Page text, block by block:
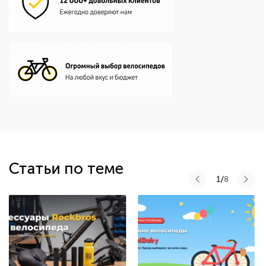
Статьи по теме
1/8